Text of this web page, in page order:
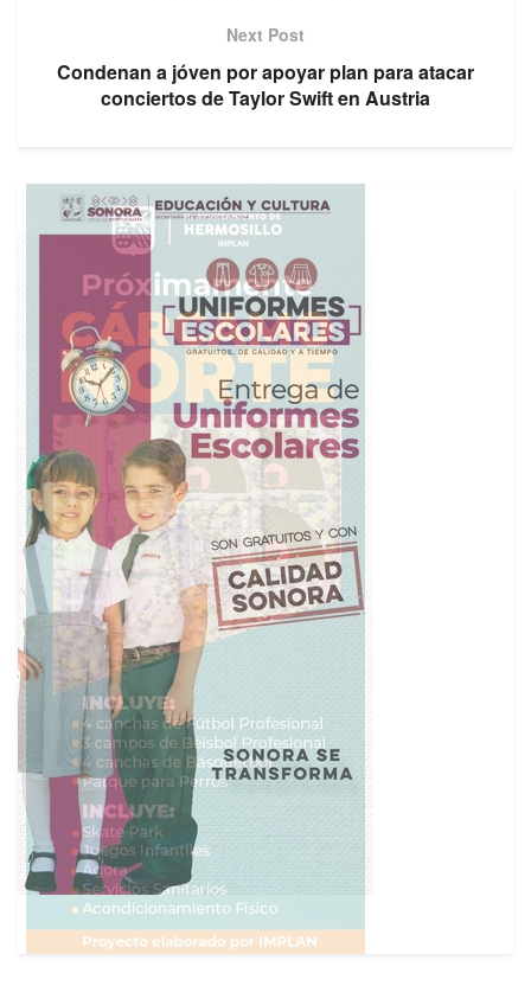
Next Post
Condenan a jóven por apoyar plan para atacar
conciertos de Taylor Swift en Austria